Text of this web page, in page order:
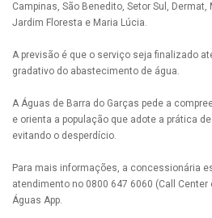
Campinas, São Benedito, Setor Sul,
Jardim Floresta e Maria Lúcia.
A previsão é que o serviço seja finalizado
gradativo do abastecimento de água.
A Águas de Barra do Garças pede a
e orienta a população que adote a prática
evitando o desperdício.
Para mais informações, a concessionária
atendimento no 0800 647 6060 (Call Center
Águas App.